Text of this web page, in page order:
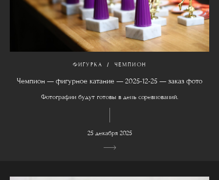
ФИГУРКА ЧЕМПИОН
Чемпион — фигурное катание — 2025-12-25 — заказ фото
Фотографии будут готовы в день соревнований.
25 декабря 2025